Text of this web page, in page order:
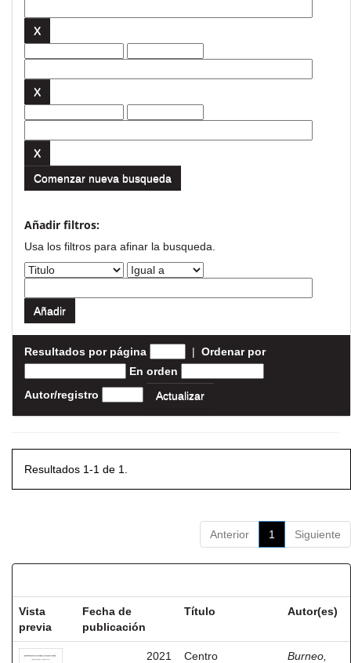
Comenzar nueva busqueda
Añadir filtros:
Usa los filtros para afinar la busqueda.
Resultados por página | Ordenar por
En orden
Autor/registro
Resultados 1-1 de 1.
Anterior 1 Siguiente
Vista
previa
Fecha de
publicación
Título Autor(es)
2021
Centro
Burneo,